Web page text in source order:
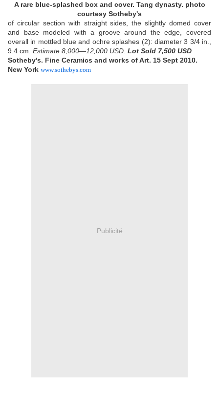
A rare blue-splashed box and cover. Tang dynasty. photo
courtesy Sotheby's
of circular section with straight sides, the slightly domed cover
and base modeled with a groove around the edge, covered
overall in mottled blue and ochre splashes (2): diameter 3 3/4 in.,
9.4 cm. Estimate 8,000—12,000 USD. Lot Sold 7,500 USD
Sotheby's. Fine Ceramics and works of Art. 15 Sept 2010.
New York www.sothebys.com
Publicité